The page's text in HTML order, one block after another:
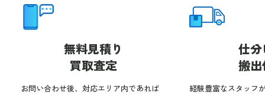
無料見積り
買取査定
お問い合わせ後、対応エリア内であれば
仕
搬
経験豊富なスタッフ